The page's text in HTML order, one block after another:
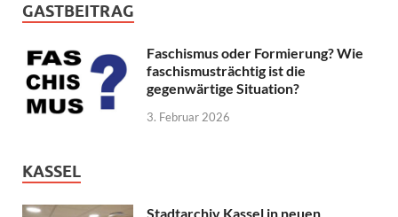
GASTBEITRAG
Faschismus oder Formierung? Wie
faschismusträchtig ist die
gegenwärtige Situation?
3. Februar 2026
KASSEL
Stadtarchiv Kassel in neuen